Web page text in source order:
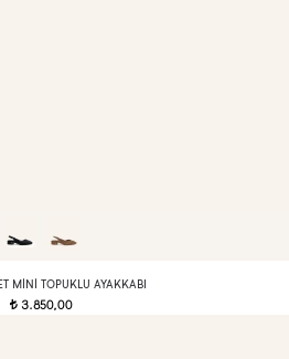
MINI TOPUKLU AYAKKABI
t3.850,00